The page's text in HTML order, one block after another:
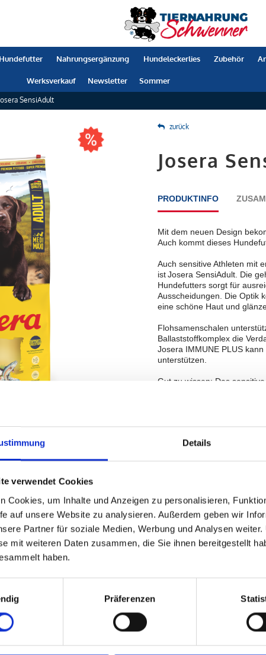
Details
verwendet Cookies
Cookies, um Inhalte und Anzeigen zu personalisieren,
auf unsere Website zu analysieren. Außerdem geben wir
Partner für soziale Medien, Werbung und Analysen
mit weiteren Daten zusammen, die Sie ihnen bereitgestellt
haben.
Präferenzen
Hundefutter Nahrungsergänzung Hundeleckerlies Zubehör
Werksverkauf Newsletter Sommer
SensiAdult
zurück
Josera
PRODUKTINFO
Mit dem neuen Design
Auch kommt dieses
Auch sensitive Athleten mit
ist Josera SensiAdult. Die
Hundefutters sorgt für
Ausscheidungen. Die Optik
eine schöne Haut und
Flohsamenschalen
Ballaststoffkomplex die
Josera IMMUNE PLUS
unterstützen.
Gut zu wissen: Das
Lachs und Ente wie unser
als dessen Nachfolger zur
Spezielle diätetische
regulieren. Die einzigartige
Wertvolle Antioxidantien
mindern, die u. a. bei
Fettstoffwechsel und hilft,
Haut & Fell
Ein glänzendes Fell sowie
Dafür sorgen wertvolle